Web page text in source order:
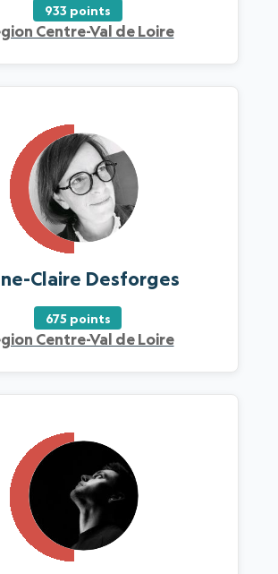
933 points
Centre-Val de Loire
Claire Desforges
675 points
Centre-Val de Loire